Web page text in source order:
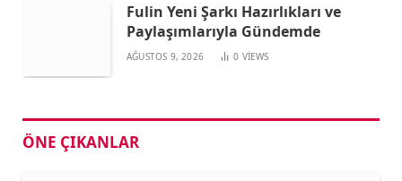
Fulin Yeni Şarkı Hazırlıkları ve
Paylaşımlarıyla Gündemde
AĞUSTOS 9, 2026 0 VIEWS
ÖNE ÇIKANLAR